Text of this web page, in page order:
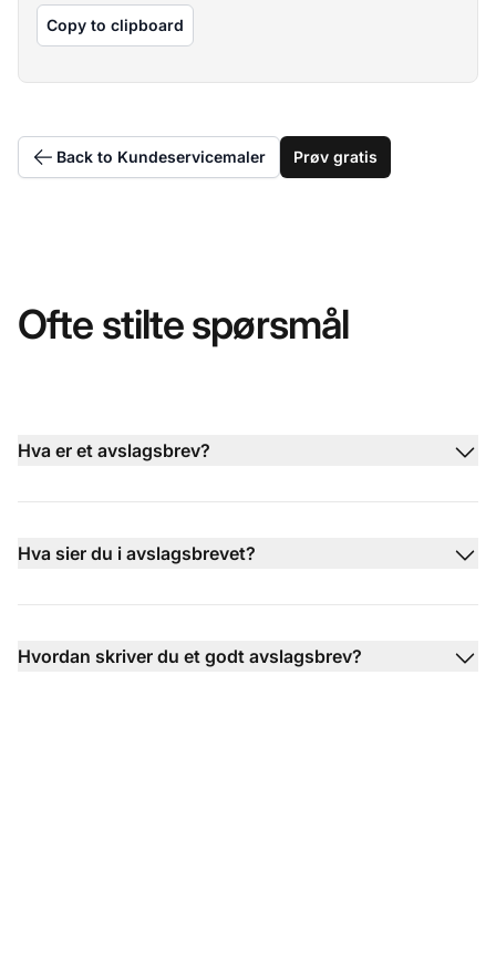
Copy to clipboard
Back to Kundeservicemaler Prøv gratis
Ofte stilte spørsmål
Hva er et avslagsbrev?
Hva sier du i avslagsbrevet?
Hvordan skriver du et godt avslagsbrev?